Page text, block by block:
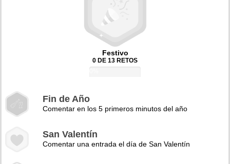
Festivo
0 DE 13 RETOS
Fin de Año
Comentar en los 5 primeros minutos del año
San Valentín
Comentar una entrada el día de San Valentín